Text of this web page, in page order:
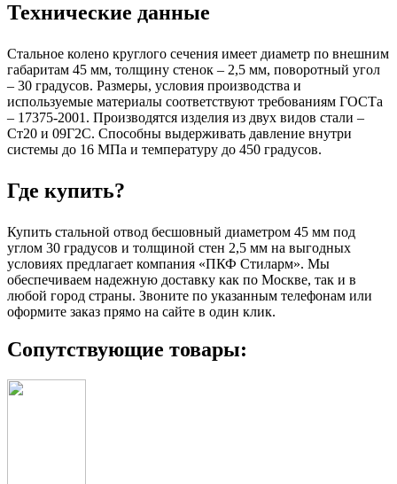
Технические данные
Стальное колено круглого сечения имеет диаметр по внешним
габаритам 45 мм, толщину стенок – 2,5 мм, поворотный угол
– 30 градусов. Размеры, условия производства и
используемые материалы соответствуют требованиям ГОСТа
– 17375-2001. Производятся изделия из двух видов стали –
Ст20 и 09Г2С. Способны выдерживать давление внутри
системы до 16 МПа и температуру до 450 градусов.
Где купить?
Купить стальной отвод бесшовный диаметром 45 мм под
углом 30 градусов и толщиной стен 2,5 мм на выгодных
условиях предлагает компания «ПКФ Стиларм». Мы
обеспечиваем надежную доставку как по Москве, так и в
любой город страны. Звоните по указанным телефонам или
оформите заказ прямо на сайте в один клик.
Сопутствующие товары: